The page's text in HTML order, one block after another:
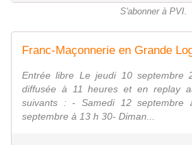
S'abonner à PVI.
Franc-Maçonnerie en Grande
Entrée libre Le jeudi 10 septembre
diffusée à 11 heures et en replay
suivants : - Samedi 12
septembre à 13 h 30- Diman...